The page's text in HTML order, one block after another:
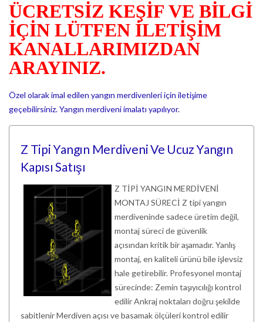
ÜCRETSİZ KEŞİF VE BİLGİ
İÇİN LÜTFEN İLETİŞİM
KANALLARIMIZDAN
ARAYINIZ.
Özel olarak imal edilen yangın merdivenleri için iletişime
geçebilirsiniz. Yangın merdiveni imalatı yapılıyor.
Z Tipi Yangın Merdiveni Ve Ucuz Yangın
Kapısı Satışı
Z TİPİ YANGIN MERDİVENİ
MONTAJ SÜRECİ Z tipi yangın
merdiveninde sadece üretim değil,
montaj süreci de güvenlik
açısından kritik bir aşamadır. Yanlış
montaj, en kaliteli ürünü bile işlevsiz
hale getirebilir. Profesyonel montaj
sürecinde: Zemin taşıyıcılığı kontrol
edilir Ankraj noktaları doğru şekilde
sabitlenir Merdiven açısı ve basamak ölçüleri kontrol edilir